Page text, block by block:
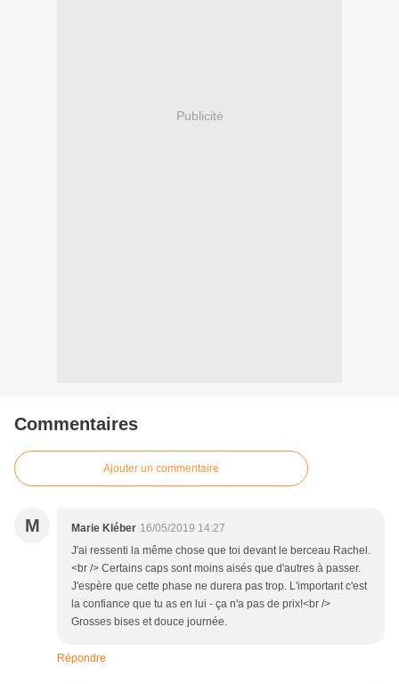
Publicité
Commentaires
Ajouter un commentaire
M Marie Kléber 16/05/2019 14:27
J'ai ressenti la même chose que toi devant le berceau Rachel.
<br /> Certains caps sont moins aisés que d'autres à passer.
J'espère que cette phase ne durera pas trop. L'important c'est
la confiance que tu as en lui - ça n'a pas de prix!<br />
Grosses bises et douce journée.
Répondre